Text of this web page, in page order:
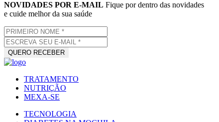
NOVIDADES POR E-MAIL Fique por dentro das novidades
e cuide melhor da sua saúde
TRATAMENTO
NUTRIÇÃO
MEXA-SE
TECNOLOGIA